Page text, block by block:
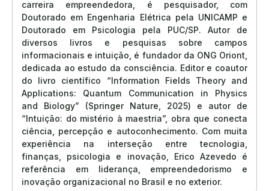
carreira empreendedora, é pesquisador, com
Doutorado em Engenharia Elétrica pela UNICAMP e
Doutorado em Psicologia pela PUC/SP. Autor de
diversos livros e pesquisas sobre campos
informacionais e intuição, é fundador da ONG Oriont,
dedicada ao estudo da consciência. Editor e coautor
do livro científico “Information Fields Theory and
Applications: Quantum Communication in Physics
and Biology” (Springer Nature, 2025) e autor de
“Intuição: do mistério à maestria”, obra que conecta
ciência, percepção e autoconhecimento. Com muita
experiência na interseção entre tecnologia,
finanças, psicologia e inovação, Erico Azevedo é
referência em liderança, empreendedorismo e
inovação organizacional no Brasil e no exterior.